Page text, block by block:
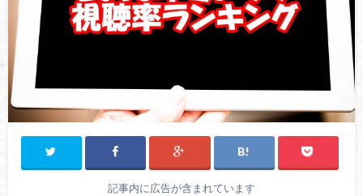
記事内に広告が含まれています